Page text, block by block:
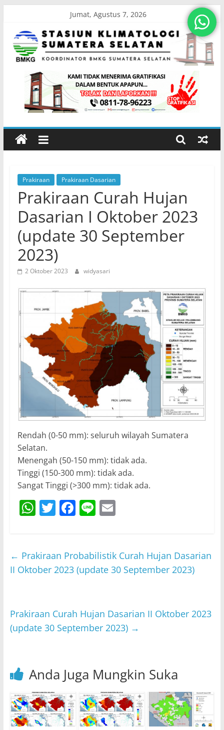
content
Jumat, Agustus 7, 2026
Stasiun
Klimatologi
Sumatera
Koordinator
BMKG
Sumatera
Selatan
Prakiraan Prakiraan Dasarian
Prakiraan Curah Hujan
Dasarian I Oktober 2023
(update 30 September
2023)
2 Oktober 2023 widyasari
Rendah (0-50 mm): seluruh wilayah Sumatera
Selatan.
Menengah (50-150 mm): tidak ada.
Tinggi (150-300 mm): tidak ada.
Sangat Tinggi (>300 mm): tidak ada.
W
s
A
T
er
F
e
b
k
Li E
l
← Prakiraan Probabilistik Curah Hujan Dasarian
II Oktober 2023 (update 30 September 2023)
Prakiraan Curah Hujan Dasarian II Oktober 2023
(update 30 September 2023) →
Anda Juga Mungkin Suka